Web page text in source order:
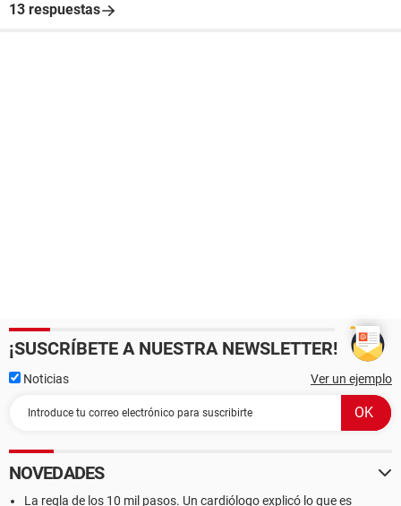
13 respuestas
¡SUSCRÍBETE A NUESTRA NEWSLETTER!
Noticias Ver un ejemplo
NOVEDADES
La regla de los 10 mil pasos. Un cardiólogo explicó lo que es